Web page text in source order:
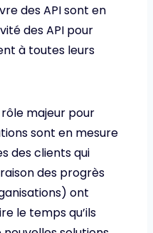
des API sont en
des API pour
à toutes leurs
rôle majeur pour
sont en mesure
des clients qui
des progrès
ont
le temps qu’ils